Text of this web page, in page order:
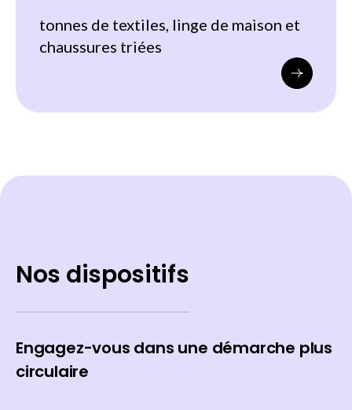
tonnes de textiles, linge de maison et
chaussures triées
Nos dispositifs
Engagez-vous dans une démarche plus
circulaire